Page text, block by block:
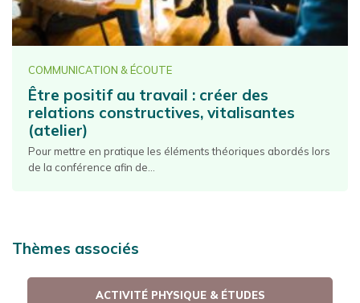
COMMUNICATION & ÉCOUTE
Être positif au travail : créer des
relations constructives, vitalisantes
(atelier)
Pour mettre en pratique les éléments théoriques abordés lors
de la conférence afin de...
Thèmes associés
ACTIVITÉ PHYSIQUE & ÉTUDES